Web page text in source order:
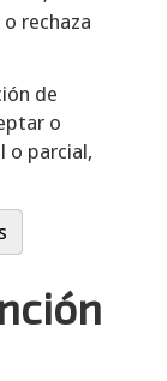
rechaza
de
o
o parcial,